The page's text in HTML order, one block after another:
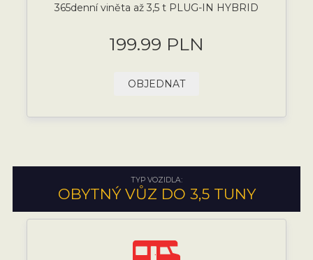
365denní viněta až 3,5 t PLUG-IN HYBRID
199.99 PLN
OBJEDNAT
TYP VOZIDLA:
OBYTNÝ VŮZ DO 3,5 TUNY